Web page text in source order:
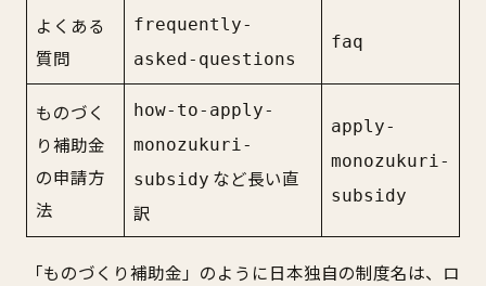
よくある
質問
frequently-
asked-questions
faq
ものづく
り補助金
の申請方
法
how-to-apply-
monozukuri-
subsidy など長い直
訳
apply-
monozukuri-
subsidy
「ものづくり補助金」のように日本独自の制度名は、ロ